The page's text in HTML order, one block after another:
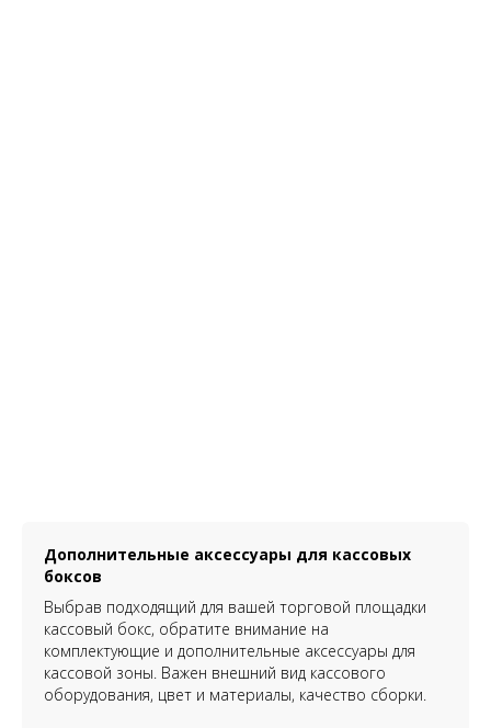
Дополнительные аксессуары для кассовых
боксов
Выбрав подходящий для вашей торговой площадки
кассовый бокс, обратите внимание на
комплектующие и дополнительные аксессуары для
кассовой зоны. Важен внешний вид кассового
оборудования, цвет и материалы, качество сборки.